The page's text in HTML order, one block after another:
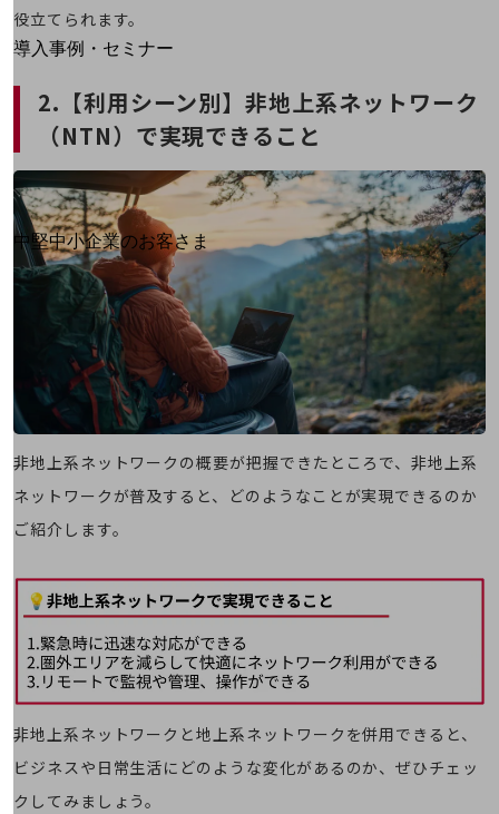
別ウィンドウで開きます
サービスをご利用中のお客さま
導入事例・セミナー
最新の導入事例や注目の導入事例をご紹介します
セミナー
開催・出展する各種セミナー、イベント情報をご紹介します
別ウィンドウで開きます
中堅中小企業のお客さま
NTTドコモビジネスウォッチ
ビジネスお役立ち情報
旬な話題やお役立ち資料などDXの課題を
解決するヒントをお届けする記事サイト
新着記事
お役立ち資料ダウンロード
トレンド記事特集
IT用語集
中堅中小企業向け
課題やニーズに合ったサービスをご紹介し、
お悩みから見つけるTOP
モバイル・音声
バックオフィス
セキュリティ
役立てられます。
2.【利用シーン別】非地上系ネットワーク
（NTN）で実現できること
非地上系ネットワークの概要が把握できたところで、非地上系
ネットワークが普及すると、どのようなことが実現できるのか
ご紹介します。
非地上系ネットワークと地上系ネットワークを併用できると、
ビジネスや日常生活にどのような変化があるのか、ぜひチェッ
クしてみましょう。